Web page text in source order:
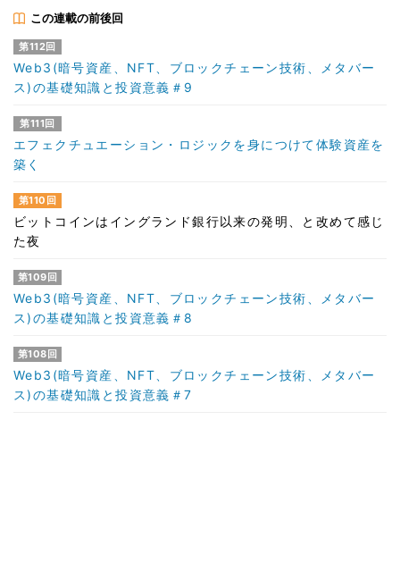
この連載の前後回
第112回
Web3(暗号資産、NFT、ブロックチェーン技術、メタバー
ス)の基礎知識と投資意義＃9
第111回
エフェクチュエーション・ロジックを身につけて体験資産を
築く
第110回
ビットコインはイングランド銀行以来の発明、と改めて感じ
た夜
第109回
Web3(暗号資産、NFT、ブロックチェーン技術、メタバー
ス)の基礎知識と投資意義＃8
第108回
Web3(暗号資産、NFT、ブロックチェーン技術、メタバー
ス)の基礎知識と投資意義＃7